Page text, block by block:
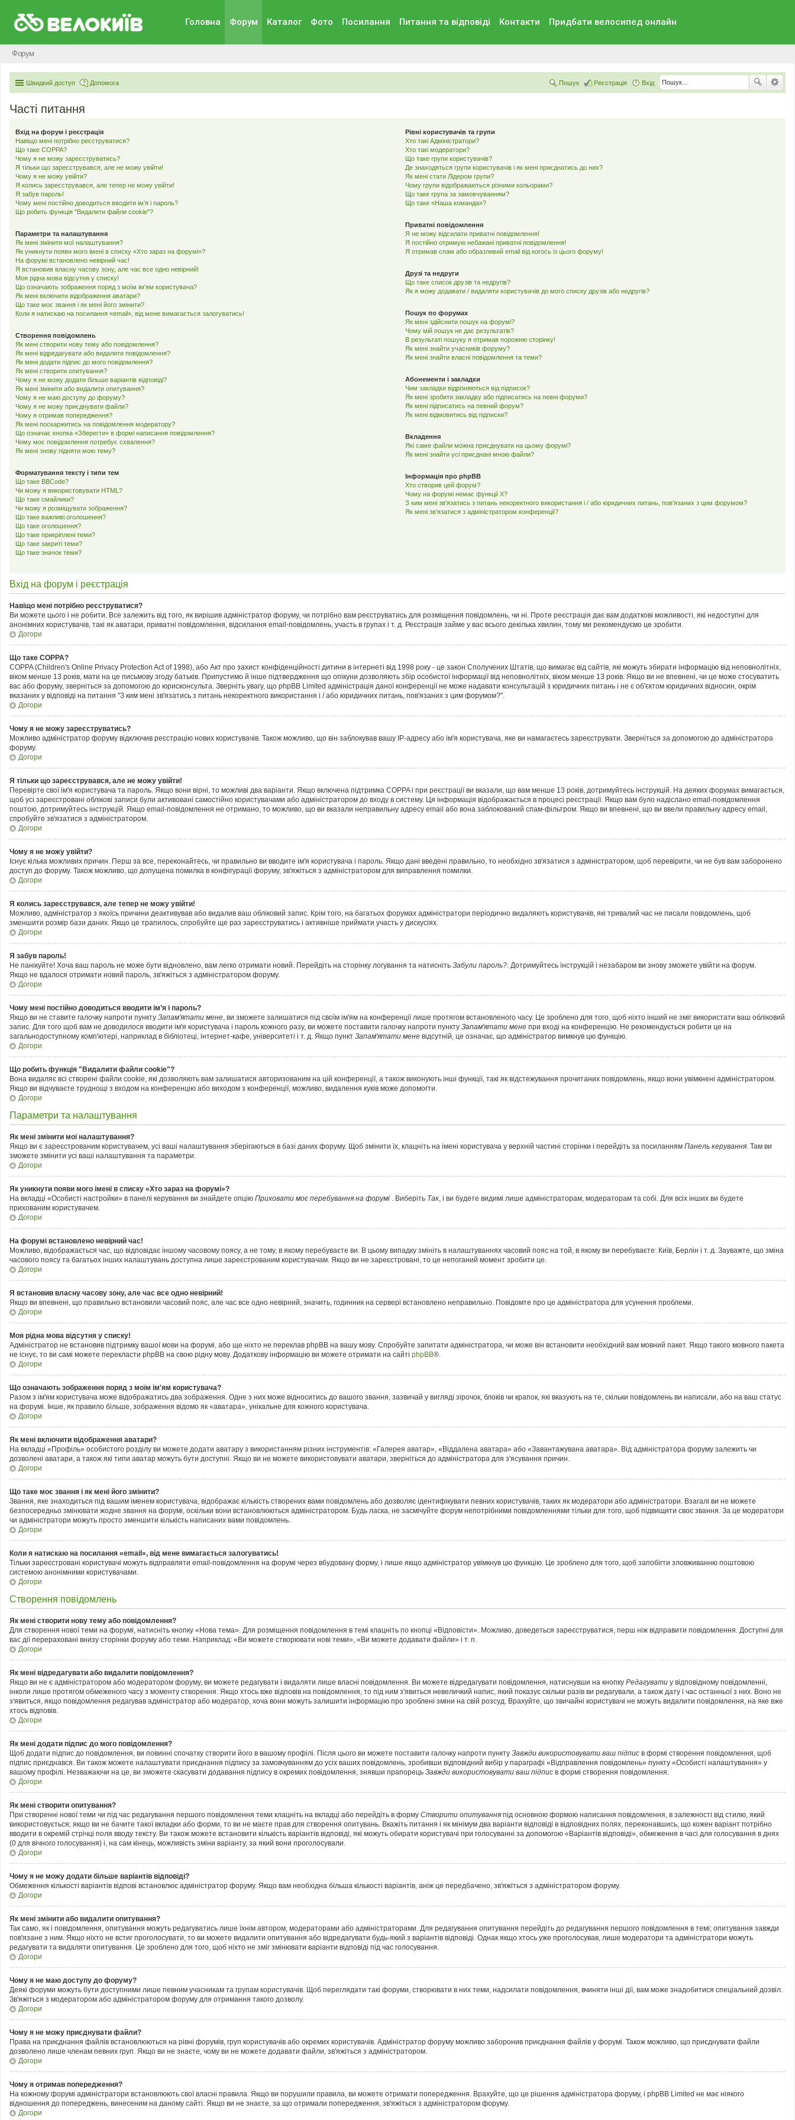
Головна Форум Каталог Фото Посилання Питання та вiдповiдi Контакти Придбати велосипед онлайн
Форум
Швидкий доступ Допомога Вхід
Реєстрація
Пошук
Часті питання
Вхід на форум і реєстрація
Навіщо мені потрібно реєструватися?
Що таке COPPA?
Чому я не можу зареєструватись?
Я тільки що зареєструвався, але не можу увійти!
Чому я не можу увійти?
Я колись зареєструвався, але тепер не можу увійти!
Я забув пароль!
Чому мені постійно доводиться вводити ім’я і пароль?
Що робить функція "Видалити файли cookie"?
Параметри та налаштування
Як мені змінити мої налаштування?
Як уникнути появи мого імені в списку «Хто зараз на форумі»?
На форумі встановлено невірний час!
Я встановив власну часову зону, але час все одно невірний!
Моя рідна мова відсутня у списку!
Що означають зображення поряд з моїм ім'ям користувача?
Як мені включити відображення аватари?
Що таке моє звання і як мені його змінити?
Коли я натискаю на посилання «email», від мене вимагається залогуватись!
Створення повідомлень
Як мені створити нову тему або повідомлення?
Як мені відредагувати або видалити повідомлення?
Як мені додати підпис до мого повідомлення?
Як мені створити опитування?
Чому я не можу додати більше варіантів відповіді?
Як мені змінити або видалити опитування?
Чому я не маю доступу до форуму?
Чому я не можу приєднувати файли?
Чому я отримав попередження?
Як мені поскаржитись на повідомлення модератору?
Що означає кнопка «Зберегти» в формі написання повідомлення?
Чому моє повідомлення потребує схвалення?
Як мені знову підняти мою тему?
Форматування тексту і типи тем
Що таке BBCode?
Чи можу я використовувати HTML?
Що таке смайлики?
Чи можу я розміщувати зображення?
Що таке важливі оголошення?
Що таке оголошення?
Що таке прикріплені теми?
Що таке закриті теми?
Що таке значок теми?
Рівні користувачів та групи
Хто такі Адміністратори?
Хто такі модератори?
Що таке групи користувачів?
Де знаходяться групи користувачів і як мені приєднатись до них?
Як мені стати Лідером групи?
Чому групи відображаються різними кольорами?
Що таке група за замовчуванням?
Що таке «Наша команда»?
Приватні повідомлення
Я не можу відсилати приватні повідомлення!
Я постійно отримую небажані приватні повідомлення!
Я отримав спам або образливий email від когось із цього форуму!
Друзі та недруги
Що таке список друзів та недругів?
Як я можу додавати / видаляти користувачів до мого списку друзів або недругів?
Пошук по форумах
Як мені здійснити пошук на форумі?
Чому мій пошук не дає результатів?
В результаті пошуку я отримав порожню сторінку!
Як мені знайти учасників форуму?
Як мені знайти власні повідомлення та теми?
Абонементи і закладки
Чим закладки відрізняються від підписок?
Як мені зробити закладку або підписатись на певні форуми?
Як мені підписатись на певний форум?
Як мені відмовитись від підписки?
Вкладення
Які саме файли можна приєднувати на цьому форумі?
Як мені знайти усі приєднані мною файли?
Інформація про phpBB
Хто створив цей форум?
Чому на форумі немає функції X?
З ким мені зв'язатись з питань некоректного використання і / або юридичних питань, пов'язаних з цим форумом?
Як мені зв'язатися з адміністратором конференції?
Вхід на форум і реєстрація
Навіщо мені потрібно реєструватися?
Ви можете цього і не робити. Все залежить від того, як вирішив адміністратор форуму, чи потрібно вам реєструватись для розміщення повідомлень, чи ні. Проте реєстрація дає вам додаткові можливості, які недоступні для
анонімних користувачів, такі як аватари, приватні повідомлення, відсилання email-повідомлень, участь в групах і т. д. Реєстрація займе у вас всього декілька хвилин, тому ми рекомендуємо це зробити.
Догори
Що таке COPPA?
COPPA (Children's Online Privacy Protection Act of 1998), або Акт про захист конфіденційності дитини в інтернеті від 1998 року - це закон Сполучених Штатів, що вимагає від сайтів, які можуть збирати інформацію від неповнолітніх,
віком менше 13 років, мати на це письмову згоду батьків. Припустимо й інше підтвердження що опікуни дозволяють збір особистої інформації від неповнолітніх, віком менше 13 років. Якщо ви не впевнені, чи це може стосуватить
вас або форуму, зверніться за допомогою до юрисконсульта. Зверніть увагу, що phpBB Limited адміністрація даної конференції не може надавати консультацій з юридичних питань і не є об'єктом юридичних відносин, окрім
вказаних у відповіді на питання "З ким мені зв'язатись з питань некоректного використання і / або юридичних питань, пов'язаних з цим форумом?".
Догори
Чому я не можу зареєструватись?
Можливо адміністратор форуму відключив реєстрацію нових користувачів. Також можливо, що він заблокував вашу IP-адресу або ім'я користувача, яке ви намагаєтесь зареєструвати. Зверніться за допомогою до адміністратора
форуму.
Догори
Я тільки що зареєструвався, але не можу увійти!
Перевірте свої ім'я користувача та пароль. Якщо вони вірні, то можливі два варіанти. Якщо включена підтримка COPPA і при реєстрації ви вказали, що вам менше 13 років, дотримуйтесь інструкцій. На деяких форумах вимагається,
щоб усі зареєстровані облікові записи були активовані самостійно користувачами або адміністратором до входу в систему. Ця інформація відображається в процесі реєстрації. Якщо вам було надіслано email-повідомлення
поштою, дотримуйтесь інструкцій. Якщо email-повідомлення не отримано, то можливо, що ви вказали неправильну адресу email або вона заблокований спам-фільтром. Якщо ви впевнені, що ви ввели правильну адресу email,
спробуйте зв'язатися з адміністратором.
Догори
Чому я не можу увійти?
Існує кілька можливих причин. Перш за все, переконайтесь, чи правильно ви вводите ім'я користувача і пароль. Якщо дані введені правильно, то необхідно зв'язатися з адміністратором, щоб перевірити, чи не був вам заборонено
доступ до форуму. Також можливо, що допущена помилка в конфігурації форуму, зв'яжіться з адміністратором для виправлення помилки.
Догори
Я колись зареєструвався, але тепер не можу увійти!
Можливо, адміністратор з якоїсь причини деактивував або видалив ваш обліковий запис. Крім того, на багатьох форумах адміністратори періодично видаляють користувачів, які тривалий час не писали повідомлень, щоб
зменшити розмір бази даних. Якщо це трапилось, спробуйте ще раз зареєструватись і активніше приймати участь у дискусіях.
Догори
Я забув пароль!
Не панікуйте! Хоча ваш пароль не може бути відновлено, вам легко отримати новий. Перейдіть на сторінку логування та натисніть Забули пароль?. Дотримуйтесь інструкцій і незабаром ви знову зможете увійти на форум.
Якщо не вдалося отримати новий пароль, зв'яжіться з адміністратором форуму.
Догори
Чому мені постійно доводиться вводити ім’я і пароль?
Якщо ви не ставите галочку напроти пункту Запам'ятати мене, ви зможете залишатися під своїм ім'ям на конференції лише протягом встановленого часу. Це зроблено для того, щоб ніхто інший не зміг використати ваш обліковий
запис. Для того щоб вам не доводилося вводити ім'я користувача і пароль кожного разу, ви можете поставити галочку напроти пункту Запам'ятати мене при вході на конференцію. Не рекомендується робити це на
загальнодоступному комп'ютері, наприклад в бібліотеці, інтернет-кафе, університеті і т. д. Якщо пункт Запам'ятати мене відсутній, це означає, що адміністратор вимкнув цю функцію.
Догори
Що робить функція "Видалити файли cookie"?
Вона видаляє всі створені файли cookie, які дозволяють вам залишатися авторизованим на цій конференції, а також виконують інші функції, такі як відстежування прочитаних повідомлень, якщо вони увімкнені адміністратором.
Якщо ви відчуваєте труднощі з входом на конференцію або виходом з конференції, можливо, видалення куків може допомогти.
Догори
Параметри та налаштування
Як мені змінити мої налаштування?
Якщо ви є зареєстрованим користувачем, усі ваші налаштування зберігаються в базі даних форуму. Щоб змінити їх, клацніть на імені користувача у верхній частині сторінки і перейдіть за посиланням Панель керування. Там ви
зможете змінити усі ваші налаштування та параметри.
Догори
Як уникнути появи мого імені в списку «Хто зараз на форумі»?
На вкладці «Особисті настройки» в панелі керування ви знайдете опцію Приховати моє перебування на форумі . Виберіть Так, і ви будете видимі лише адміністраторам, модераторам та собі. Для всіх інших ви будете
прихованим користувачем.
Догори
На форумі встановлено невірний час!
Можливо, відображається час, що відповідає іншому часовому поясу, а не тому, в якому перебуваєте ви. В цьому випадку змініть в налаштуваннях часовий пояс на той, в якому ви перебуваєте: Київ, Берлін і т. д. Зауважте, що зміна
часового поясу та багатьох інших налаштувань доступна лише зареєстрованим користувачам. Якщо ви не зареєстровані, то це непоганий момент зробити це.
Догори
Я встановив власну часову зону, але час все одно невірний!
Якщо ви впевнені, що правильно встановили часовий пояс, але час все одно невірний, значить, годинник на сервері встановлено неправильно. Повідомте про це адміністратора для усунення проблеми.
Догори
Моя рідна мова відсутня у списку!
Адміністратор не встановив підтримку вашої мови на форумі, або ще ніхто не переклав phpBB на вашу мову. Спробуйте запитати адміністратора, чи може він встановити необхідний вам мовний пакет. Якщо такого мовного пакета
не існує, то ви самі можете перекласти phpBB на свою рідну мову. Додаткову інформацію ви можете отримати на сайті phpBB®.
Догори
Що означають зображення поряд з моїм ім'ям користувача?
Разом з ім'ям користувача може відображатись два зображення. Одне з них може відноситись до вашого звання, зазвичай у вигляді зірочок, блоків чи крапок, які вказують на те, скільки повідомлень ви написали, або на ваш статус
на форумі. Інше, як правило більше, зображення відомо як «аватара», унікальне для кожного користувача.
Догори
Як мені включити відображення аватари?
На вкладці «Профіль» особистого розділу ви можете додати аватару з використанням різних інструментів: «Галерея аватар», «Віддалена аватара» або «Завантажувана аватара». Від адміністратора форуму залежить чи
дозволені аватари, а також які типи аватар можуть бути доступні. Якщо ви не можете використовувати аватари, зверніться до адміністратора для з'ясування причин.
Догори
Що таке моє звання і як мені його змінити?
Звання, яке знаходиться під вашим іменем користувача, відображає кількість створених вами повідомлень або дозволяє ідентифікувати певних користувачів, таких як модератори або адміністратори. Взагалі ви не можете
безпосередньо змінювати жодне звання на форумі, оскільки вони встановлюються адміністратором. Будь ласка, не засмічуйте форум непотрібними повідомленнями тільки для того, щоб підвищити своє звання. За це модератори
чи адміністратори можуть просто зменшити кількість написаних вами повідомлень.
Догори
Коли я натискаю на посилання «email», від мене вимагається залогуватись!
Тільки зареєстровані користувачі можуть відправляти email-повідомлення на форумі через вбудовану форму, і лише якщо адміністратор увімкнув цю функцію. Це зроблено для того, щоб запобігти зловживанню поштовою
системою анонімними користувачами.
Догори
Створення повідомлень
Як мені створити нову тему або повідомлення?
Для створення нової теми на форумі, натисніть кнопку «Нова тема». Для розміщення повідомлення в темі клацніть по кнопці «Відповісти». Можливо, доведеться зареєструватися, перш ніж відправити повідомлення. Доступні для
вас дії перераховані внизу сторінки форуму або теми. Наприклад: «Ви можете створювати нові теми», «Ви можете додавати файли» і т. п.
Догори
Як мені відредагувати або видалити повідомлення?
Якщо ви не є адміністратором або модератором форуму, ви можете редагувати і видаляти лише власні повідомлення. Ви можете відредагувати повідомлення, натиснувши на кнопку Редагувати у відповідному повідомленні,
інколи лише протягом обмеженого часу з моменту створення. Якщо хтось вже відповів на повідомлення, то під ним з'явиться невеличкий напис, який показує скільки разів ви редагували, а також дату і час останньої з них. Воно не
з'явиться, якщо повідомлення редагував адміністратор або модератор, хоча вони можуть залишити інформацію про зроблені зміни на свій розсуд. Врахуйте, що звичайні користувачі не можуть видалити повідомлення, на яке вже
хтось відповів.
Догори
Як мені додати підпис до мого повідомлення?
Щоб додати підпис до повідомлення, ви повинні спочатку створити його в вашому профілі. Після цього ви можете поставити галочку напроти пункту Завжди використовувати ваш підпис в формі створення повідомлення, щоб
підпис приєднався. Ви також можете налаштувати приєднання підпису за замовчуванням до усіх ваших повідомлень, зробивши відповідний вибір у параграфі «Відправлення повідомлень» пункту «Особисті налаштування» у
вашому профілі. Незважаючи на це, ви зможете скасувати додавання підпису в окремих повідомлення, знявши прапорець Завжди використовувати ваш підпис в формі створення повідомлення.
Догори
Як мені створити опитування?
При створенні нової теми чи під час редагування першого повідомлення теми клацніть на вкладці або перейдіть в форму Створити опитування під основною формою написання повідомлення, в залежності від стилю, який
використовується; якщо ви не бачите такої вкладки або форми, то ви не маєте прав для створення опитувань. Вкажіть питання і як мінімум два варіанти відповіді в відповідних полях, переконавшись, що кожен варіант потрібно
вводити в окремій стрічці поля вводу тексту. Ви також можете встановити кількість варіантів відповіді, які можуть обирати користувачі при голосуванні за допомогою «Варіантів відповіді», обмеження в часі для голосування в днях
(0 для вічного голосування) і, на сам кінець, можливість зміни варіанту, за який вони проголосували.
Догори
Чому я не можу додати більше варіантів відповіді?
Обмеження кількості варіантів відпові встановлює адміністратор форуму. Якщо вам необхідна більша кількості варіантів, аніж це передбачено, зв'яжіться з адміністратором форуму.
Догори
Як мені змінити або видалити опитування?
Так само, як і повідомлення, опитування можуть редагуватись лише їхнім автором, модераторами або адміністраторами. Для редагування опитування перейдіть до редагування першого повідомлення в темі; опитування завжди
пов'язане з ним. Якщо ніхто не встиг проголосувати, то ви можете видалити опитування або відредагувати будь-який з варіантів відповіді. Однак якщо хтось уже проголосував, лише модератори та адміністратори можуть
редагувати та видаляти опитування. Це зроблено для того, щоб ніхто не зміг змінювати варіанти відповіді під час голосування.
Догори
Чому я не маю доступу до форуму?
Деякі форуми можуть бути доступними лише певним учасникам та групам користувачів. Щоб переглядати такі форуми, створювати в них теми, надсилати повідомлення, вчиняти інші дії, вам може знадобитися спеціальний дозвіл.
Зв'яжіться з модератором або адміністратором форуму для отримання такого дозволу.
Догори
Чому я не можу приєднувати файли?
Права на приєднання файлів встановлюються на рівні форумів, груп користувачів або окремих користувачів. Адміністратор форуму можливо заборонив приєднання файлів у форумі. Також можливо, що приєднувати файли
дозволено лише членам певних груп. Якщо ви не знаєте, чому ви не можете додавати файли, зв'яжіться з адміністратором.
Догори
Чому я отримав попередження?
На кожному форумі адміністратори встановлюють свої власні правила. Якщо ви порушили правила, ви можете отримати попередження. Врахуйте, що це рішення адміністратора форуму, і phpBB Limited не має ніякого
відношення до попереджень, винесеним на даному сайті. Якщо ви не знаєте, за що отримали попередження, зв'яжіться з адміністратором форуму.
Догори